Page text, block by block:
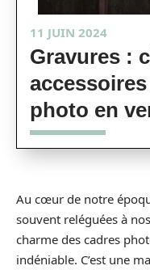
11 JUIN 2024
Gravures :
photo en
Au cœur de notre
souvent reléguées à
charme des cadres
indéniable. C’est une